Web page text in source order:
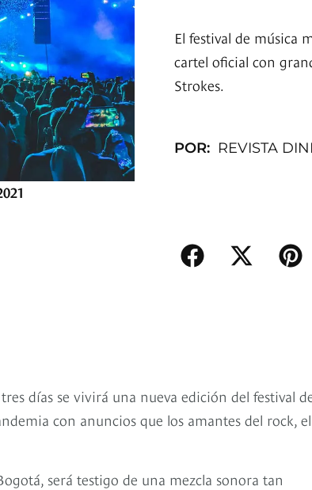
El festival de música
cartel oficial con
Strokes.
POR: REVISTA
días se vivirá una nueva edición del festival
con anuncios que los amantes del rock, el
será testigo de una mezcla sonora tan